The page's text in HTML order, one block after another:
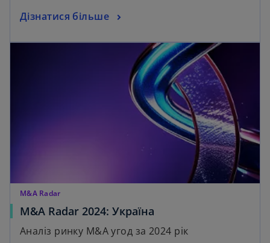
Дізнатися більше
M&A Radar
M&A Radar 2024: Україна
Аналіз ринку M&A угод за 2024 рік